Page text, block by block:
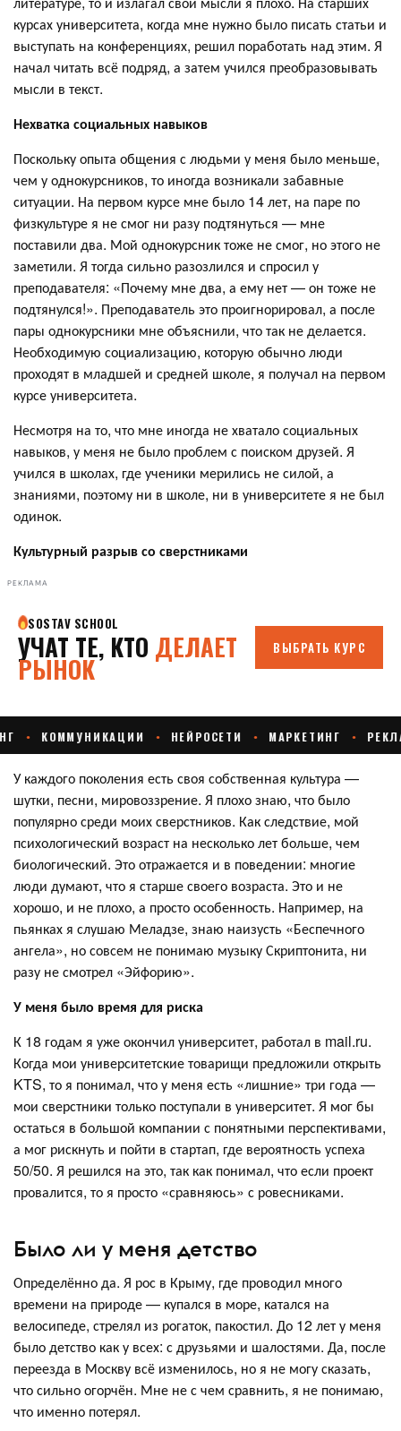
курсах университета, когда мне нужно было писать статьи и
выступать на конференциях, решил поработать над этим. Я
начал читать всё подряд, а затем учился преобразовывать
мысли в текст.
Нехватка социальных навыков
Поскольку опыта общения с людьми у меня было меньше,
чем у однокурсников, то иногда возникали забавные
ситуации. На первом курсе мне было 14 лет, на паре по
физкультуре я не смог ни разу подтянуться — мне
поставили два. Мой однокурсник тоже не смог, но этого не
заметили. Я тогда сильно разозлился и спросил у
преподавателя: «Почему мне два, а ему нет — он тоже не
подтянулся!». Преподаватель это проигнорировал, а после
пары однокурсники мне объяснили, что так не делается.
Необходимую социализацию, которую обычно люди
проходят в младшей и средней школе, я получал на первом
курсе университета.
Несмотря на то, что мне иногда не хватало социальных
навыков, у меня не было проблем с поиском друзей. Я
учился в школах, где ученики мерились не силой, а
знаниями, поэтому ни в школе, ни в университете я не был
одинок.
Культурный разрыв со сверстниками
РЕКЛАМА
У каждого поколения есть своя собственная культура —
шутки, песни, мировоззрение. Я плохо знаю, что было
популярно среди моих сверстников. Как следствие, мой
психологический возраст на несколько лет больше, чем
биологический. Это отражается и в поведении: многие
люди думают, что я старше своего возраста. Это и не
хорошо, и не плохо, а просто особенность. Например, на
пьянках я слушаю Меладзе, знаю наизусть «Беспечного
ангела», но совсем не понимаю музыку Скриптонита, ни
разу не смотрел «Эйфорию».
У меня было время для риска
К 18 годам я уже окончил университет, работал в mail.ru.
Когда мои университетские товарищи предложили открыть
KTS, то я понимал, что у меня есть «лишние» три года —
мои сверстники только поступали в университет. Я мог бы
остаться в большой компании с понятными перспективами,
а мог рискнуть и пойти в стартап, где вероятность успеха
50/50. Я решился на это, так как понимал, что если проект
провалится, то я просто «сравняюсь» с ровесниками.
Было ли у меня детство
Определённо да. Я рос в Крыму, где проводил много
времени на природе — купался в море, катался на
велосипеде, стрелял из рогаток, пакостил. До 12 лет у меня
было детство как у всех: с друзьями и шалостями. Да, после
переезда в Москву всё изменилось, но я не могу сказать,
что сильно огорчён. Мне не с чем сравнить, я не понимаю,
что именно потерял.